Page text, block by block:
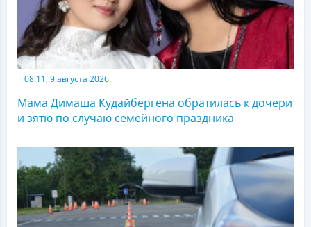
08:11, 9 августа 2026
Мама Димаша Кудайбергена обратилась к дочери
и зятю по случаю семейного праздника